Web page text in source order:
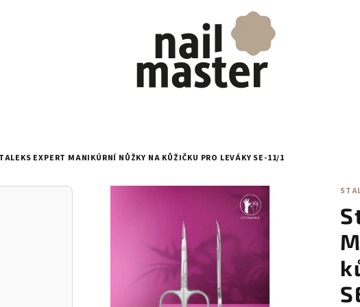
EXPERT MANIKÚRNÍ NŮŽKY NA KŮŽIČKU PRO LEVÁKY SE-11/1